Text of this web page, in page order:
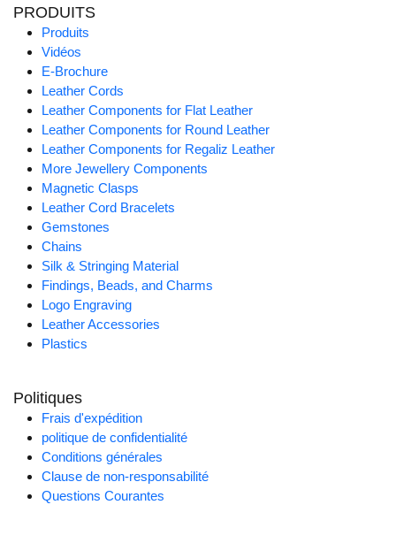
PRODUITS
Produits
Vidéos
E-Brochure
Leather Cords
Leather Components for Flat Leather
Leather Components for Round Leather
Leather Components for Regaliz Leather
More Jewellery Components
Magnetic Clasps
Leather Cord Bracelets
Gemstones
Chains
Silk & Stringing Material
Findings, Beads, and Charms
Logo Engraving
Leather Accessories
Plastics
Politiques
Frais d'expédition
politique de confidentialité
Conditions générales
Clause de non-responsabilité
Questions Courantes